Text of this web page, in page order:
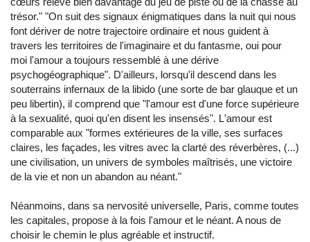
trésor." "On suit des signaux énigmatiques dans la nuit qui nous
font dériver de notre trajectoire ordinaire et nous guident à
travers les territoires de l'imaginaire et du fantasme, oui pour
moi l'amour a toujours ressemblé à une dérive
psychogéographique". D'ailleurs, lorsqu'il descend dans les
souterrains infernaux de la libido (une sorte de bar glauque et un
peu libertin), il comprend que "l'amour est d'une force supérieure
à la sexualité, quoi qu'en disent les insensés". L'amour est
comparable aux "formes extérieures de la ville, ses surfaces
claires, les façades, les vitres avec la clarté des réverbères, (...)
une civilisation, un univers de symboles maîtrisés, une victoire
de la vie et non un abandon au néant."
Néanmoins, dans sa nervosité universelle, Paris, comme toutes
les capitales, propose à la fois l'amour et le néant. A nous de
choisir le chemin le plus agréable et instructif.